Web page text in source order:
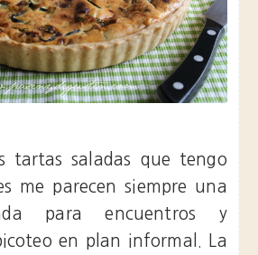
tartas saladas que tengo
me parecen siempre una
para encuentros y
en plan informal. La